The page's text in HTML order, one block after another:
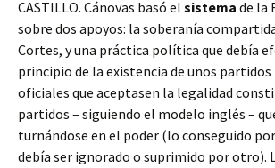
CASTILLO. Cánovas basó el sistema de la
sobre dos apoyos: la soberanía
Cortes, y una práctica política que debía
principio de la existencia de unos
oficiales que aceptasen la legalidad
partidos – siguiendo el modelo inglés –
turnándose en el poder (lo conseguido
debía ser ignorado o suprimido por otro).